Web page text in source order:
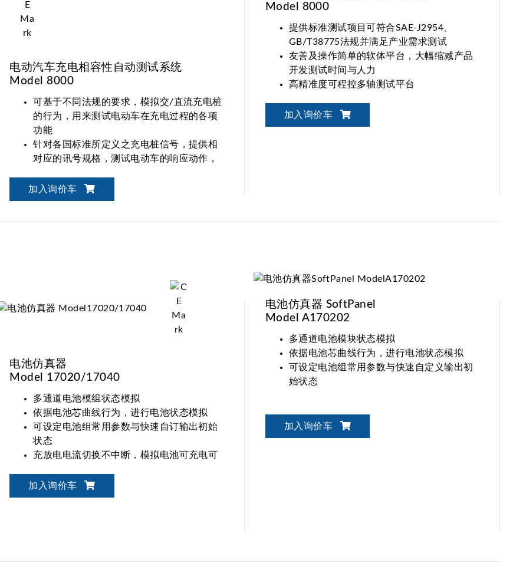
电动汽车充电相容性自动测试系统
Model 8000
可基于不同法规的要求，模拟交/直流充电桩
的行为，用来测试电动车在充电过程的各项
功能
针对各国标准所定义之充电桩信号，提供相
对应的讯号规格，测试电动车的响应动作，
加入询价车
Model 8000
提供标准测试项目可符合SAE-J2954、
GB/T38775法规并满足产业需求测试
友善及操作简单的软体平台，大幅缩减产品
开发测试时间与人力
高精准度可程控多轴测试平台
收器(VA)中心校准雷射治具
一站式WPT测试解决方案
加入询价车
电池仿真器
Model 17020/17040
多通道电池模组状态模拟
依据电池芯曲线行为，进行电池状态模拟
可设定电池组常用参数与快速自订输出初始
状态
充放电电流切换不中断，模拟电池可充电可
加入询价车
电池仿真器 SoftPanel
Model A170202
多通道电池模块状态模拟
依据电池芯曲线行为，进行电池状态模拟
可设定电池组常用参数与快速自定义输出初
始状态
加入询价车